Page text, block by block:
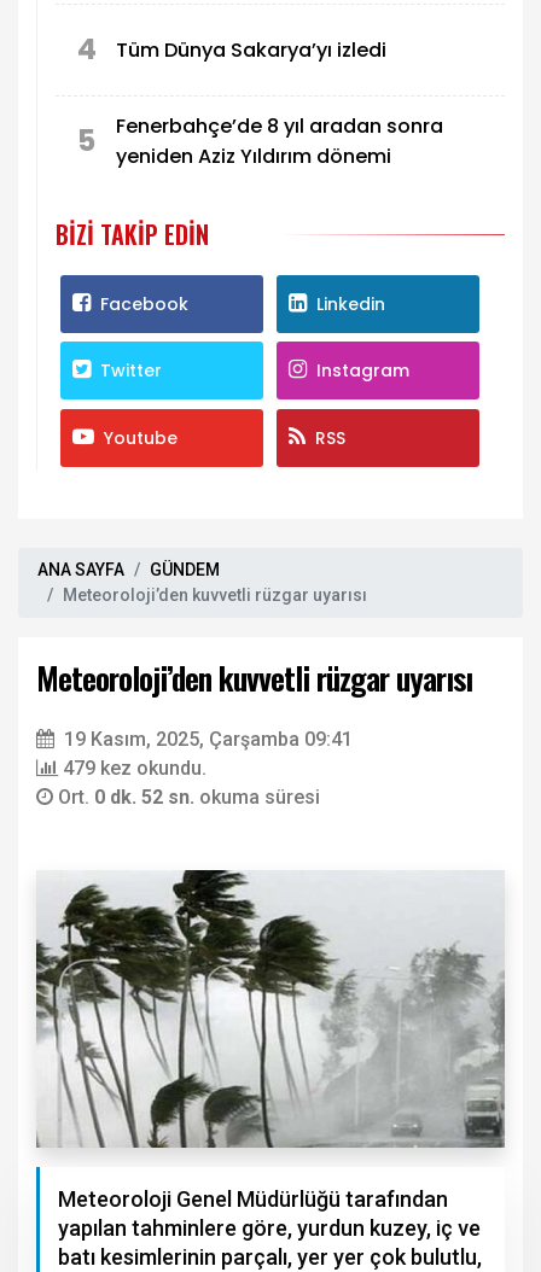
4 Tüm Dünya Sakarya’yı izledi
5
Fenerbahçe’de 8 yıl aradan sonra
yeniden Aziz Yıldırım dönemi
BIZI TAKIP EDIN
Facebook Linkedin
Twitter Instagram
Youtube RSS
ANA SAYFA
GÜNDEM
Meteoroloji’den kuvvetli rüzgar uyarısı
Meteoroloji’den kuvvetli rüzgar uyarısı
19 Kasım, 2025, Çarşamba 09:41
479 kez okundu.
Ort. 0 dk. 52 sn. okuma süresi
Meteoroloji Genel Müdürlüğü tarafından
yapılan tahminlere göre, yurdun kuzey, iç ve
batı kesimlerinin parçalı, yer yer çok bulutlu,